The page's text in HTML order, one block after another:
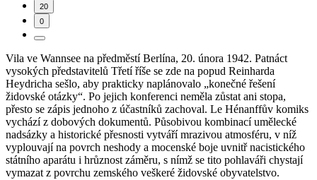
20
0
Vila ve Wannsee na předměstí Berlína, 20. února 1942. Patnáct
vysokých představitelů Třetí říše se zde na popud Reinharda
Heydricha sešlo, aby prakticky naplánovalo „konečné řešení
židovské otázky“. Po jejich konferenci neměla zůstat ani stopa,
přesto se zápis jednoho z účastníků zachoval. Le Hénanffův komiks
vychází z dobových dokumentů. Působivou kombinací umělecké
nadsázky a historické přesnosti vytváří mrazivou atmosféru, v níž
vyplouvají na povrch neshody a mocenské boje uvnitř nacistického
státního aparátu i hrůznost záměru, s nímž se tito pohlaváři chystají
vymazat z povrchu zemského veškeré židovské obyvatelstvo.